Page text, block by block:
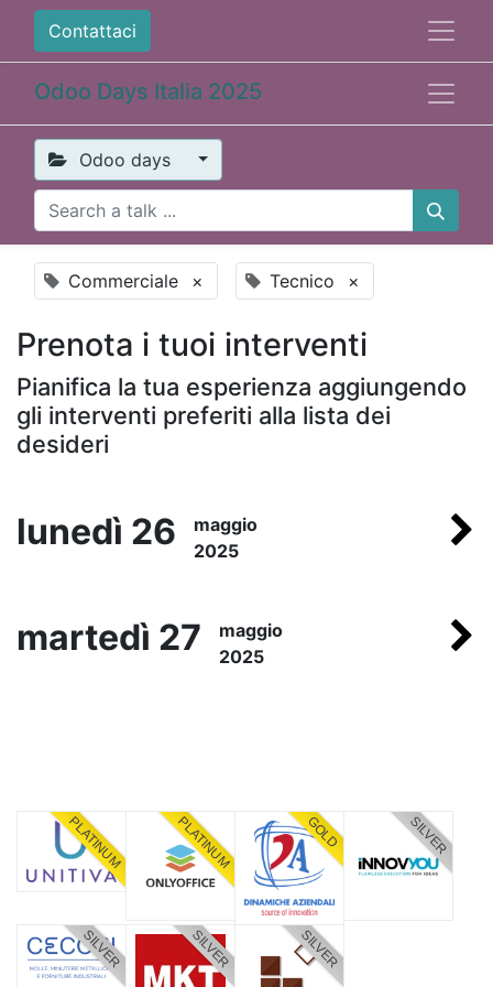
Contattaci
Odoo Days Italia 2025
Odoo days
Commerciale × Tecnico ×
Prenota i tuoi interventi
Pianifica la tua esperienza aggiungendo
gli interventi preferiti alla lista dei
desideri
lunedì 26
maggio
2025
martedì 27
maggio
2025
PLATINUM PLATINUM GOLD SILVER
SILVER SILVER SILVER